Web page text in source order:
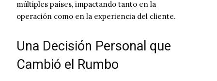
múltiples países, impactando tanto en la
operación como en la experiencia del cliente.
Una Decisión Personal que
Cambió el Rumbo